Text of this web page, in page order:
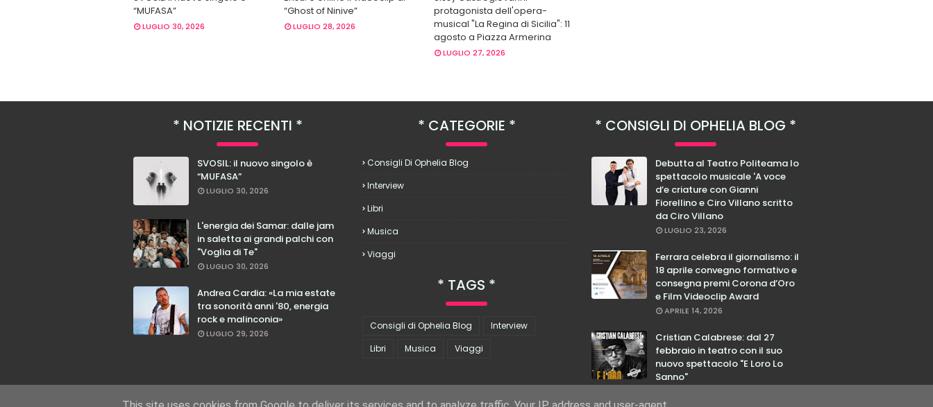
“MUFASA”
LUGLIO 30, 2026
“Ghost of Ninive”
LUGLIO 28, 2026
protagonista dell'opera-
musical "La Regina di Sicilia": 11
agosto a Piazza Armerina
LUGLIO 27, 2026
NOTIZIE RECENTI
SVOSIL: il nuovo singolo è
“MUFASA”
LUGLIO 30, 2026
L'energia dei Samar: dalle jam
in saletta ai grandi palchi con
"Voglia di Te"
LUGLIO 30, 2026
Andrea Cardia: «La mia estate
tra sonorità anni '80, energia
rock e malinconia»
LUGLIO 29, 2026
CATEGORIE
Consigli Di Ophelia Blog
Interview
Libri
Musica
Viaggi
TAGS
Consigli di Ophelia Blog
Interview
Libri
Musica Viaggi
CONSIGLI DI OPHELIA BLOG
Debutta al Teatro Politeama lo
spettacolo musicale 'A voce
d’e criature con Gianni
Fiorellino e Ciro Villano scritto
da Ciro Villano
LUGLIO 23, 2026
Ferrara celebra il giornalismo: il
18 aprile convegno formativo e
consegna premi Corona d’Oro
e Film Videoclip Award
APRILE 14, 2026
Cristian Calabrese: dal 27
febbraio in teatro con il suo
nuovo spettacolo "E Loro Lo
Sanno"